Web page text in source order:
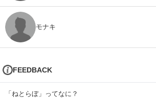
モナキ
FEEDBACK
「ねとらぼ」ってなに？